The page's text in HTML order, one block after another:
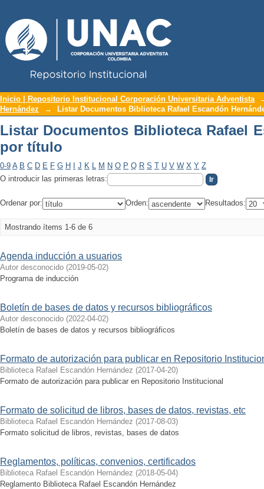
Listar Documentos Biblioteca Rafael
Inicio | Repositorio Institucional Corporación Universitaria Adventista
Hernández
→ Listar Documentos Biblioteca Rafael Escandón
Listar Documentos Biblioteca Rafael
por título
0-9 A B C D E F G H J K L M N O P Q R S T U V W X Y Z
O introducir las primeras letras:
Ordenar por: Orden: Resultados:
Mostrando ítems 1-6 de 6
Agenda inducción a usuarios
Autor desconocido (2019-05-02)
Programa de inducción
Boletín de bases de datos y recursos bibliográficos
Autor desconocido (2022-04-02)
Boletín de bases de datos y recursos bibliográficos
Formato de autorización para publicar en Repositorio
Biblioteca Rafael Escandón Hernández (2017-04-20)
Formato de autorización para publicar en Repositorio Institucional
Formato de solicitud de libros, bases de datos, revistas, etc
Biblioteca Rafael Escandón Hernández (2017-08-03)
Formato solicitud de libros, revistas, bases de datos
Reglamentos, políticas, convenios, certificados
Biblioteca Rafael Escandón Hernández (2018-05-04)
Reglamento Biblioteca Rafael Escandón Hernández